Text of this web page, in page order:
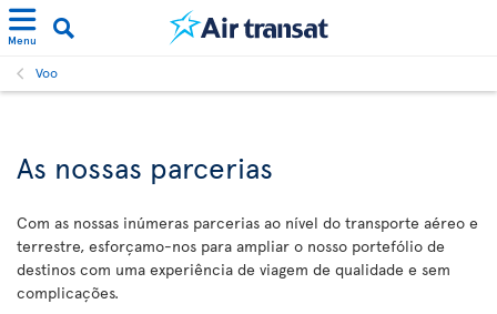
Menu
Voo
As nossas parcerias
Com as nossas inúmeras parcerias ao nível do transporte aéreo e
terrestre, esforçamo-nos para ampliar o nosso portefólio de
destinos com uma experiência de viagem de qualidade e sem
complicações.